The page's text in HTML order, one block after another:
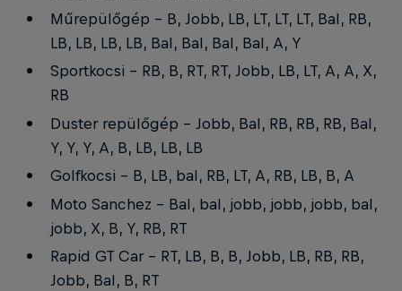
Műrepülőgép - B, Jobb, LB, LT, LT, LT, Bal, RB,
LB, LB, LB, LB, Bal, Bal, Bal, Bal, A, Y
Sportkocsi - RB, B, RT, RT, Jobb, LB, LT, A, A, X,
RB
Duster repülőgép - Jobb, Bal, RB, RB, RB, Bal,
Y, Y, Y, A, B, LB, LB, LB
Golfkocsi - B, LB, bal, RB, LT, A, RB, LB, B, A
Moto Sanchez - Bal, bal, jobb, jobb, jobb, bal,
jobb, X, B, Y, RB, RT
Rapid GT Car - RT, LB, B, B, Jobb, LB, RB, RB,
Jobb, Bal, B, RT